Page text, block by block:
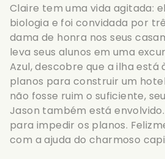
Claire tem uma vida agitada:
biologia e foi convidada por
dama de honra nos seus
leva seus alunos em uma
Azul, descobre que a ilha está
planos para construir um
não fosse ruim o suficiente,
Jason também está
para impedir os planos.
com a ajuda do charmoso